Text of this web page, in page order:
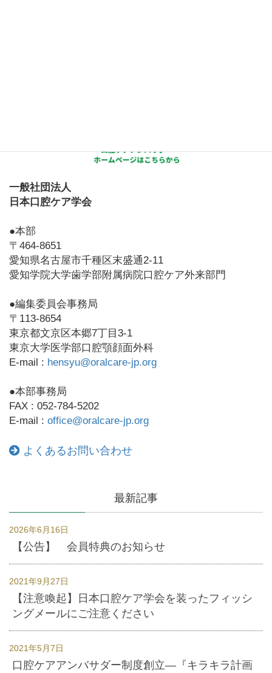
一般社団法人
日本口腔ケア学会
●本部
〒464-8651
愛知県名古屋市千種区末盛通2-11
愛知学院大学歯学部附属病院口腔ケア外来部門
●編集委員会事務局
〒113-8654
東京都文京区本郷7丁目3-1
東京大学医学部口腔顎顔面外科
E-mail : hensyu@oralcare-jp.org
●本部事務局
FAX : 052-784-5202
E-mail : office@oralcare-jp.org
よくあるお問い合わせ
最新記事
2026年6月16日
【公告】 会員特典のお知らせ
2021年9月27日
【注意喚起】日本口腔ケア学会を装ったフィッシ
ングメールにご注意ください
2021年5月7日
口腔ケアアンバサダー制度創立―『キラキラ計画